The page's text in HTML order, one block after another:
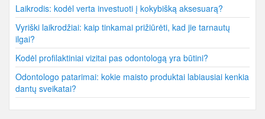
Laikrodis: kodėl verta investuoti į kokybišką aksesuarą?
Vyriški laikrodžiai: kaip tinkamai prižiūrėti, kad jie tarnautų
ilgai?
Kodėl profilaktiniai vizitai pas odontologą yra būtini?
Odontologo patarimai: kokie maisto produktai labiausiai kenkia
dantų sveikatai?